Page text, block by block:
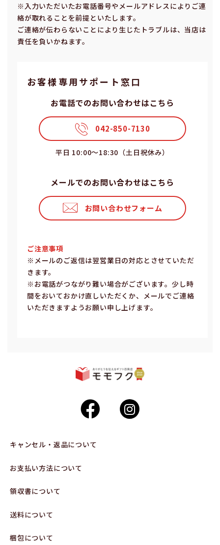
※⼊⼒いただいたお電話番号やメールアドレスによりご連
絡が取れることを前提といたします。
ご連絡が伝わらないことにより⽣じたトラブルは、当店は
責任を負いかねます。
お客様専⽤サポート窓⼝
お電話でのお問い合わせはこちら
042-850-7130
平⽇ 10:00〜18:30（⼟⽇祝休み）
メールでのお問い合わせはこちら
お問い合わせフォーム
ご注意事項
※メールのご返信は翌営業⽇の対応とさせていただ
きます。
※お電話がつながり難い場合がございます。少し時
間をおいておかけ直しいただくか、メールでご連絡
いただきますようお願い申し上げます。
キャンセル・返品について
お支払い方法について
領収書について
送料について
梱包について